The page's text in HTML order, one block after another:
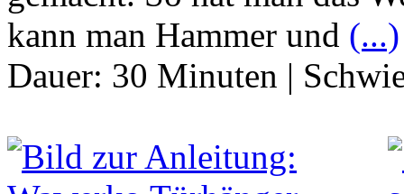
kann man Hammer und (...)
Dauer: 30 Minuten |